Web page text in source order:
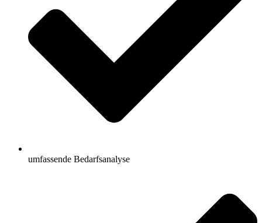
umfassende Bedarfsanalyse